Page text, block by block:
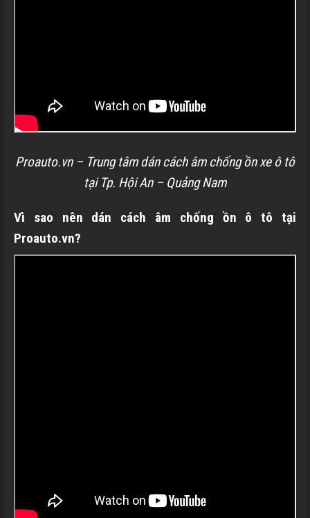
Proauto.vn – Trung tâm dán cách âm chống ồn xe ô tô
tại Tp. Hội An – Quảng Nam
Vì sao nên dán cách âm chống ồn ô tô tại
Proauto.vn?